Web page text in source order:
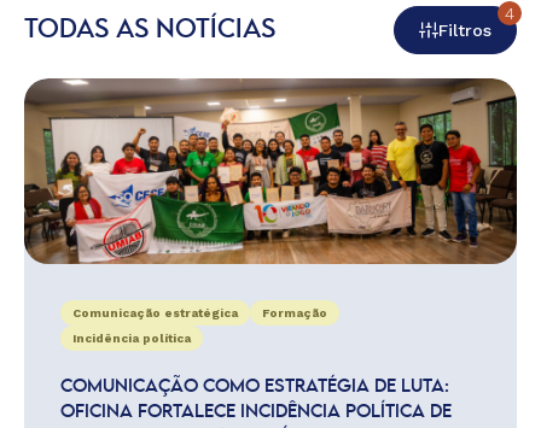
TODAS AS NOTÍCIAS Filtros
4
Comunicação estratégica
Formação
Incidência política
COMUNICAÇÃO COMO ESTRATÉGIA DE LUTA:
OFICINA FORTALECE INCIDÊNCIA POLÍTICA DE